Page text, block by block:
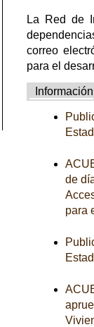
La Red de
correo
para el
Información
de
para